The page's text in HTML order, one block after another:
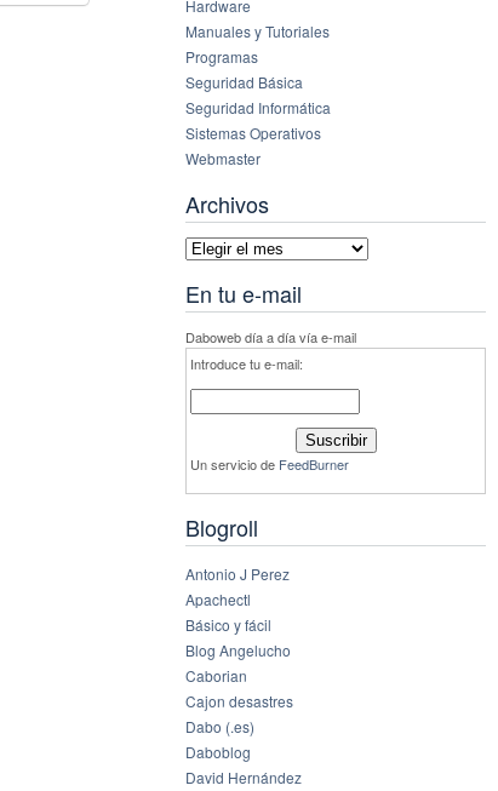
Hardware
Manuales y Tutoriales
Programas
Seguridad Básica
Seguridad Informática
Sistemas Operativos
Webmaster
Archivos
Archivos
En tu e-mail
Daboweb día a día vía e-mail
Introduce tu e-mail:
Un servicio de FeedBurner
Blogroll
Antonio J Perez
Apachectl
Básico y fácil
Blog Angelucho
Caborian
Cajon desastres
Dabo (.es)
Daboblog
David Hernández